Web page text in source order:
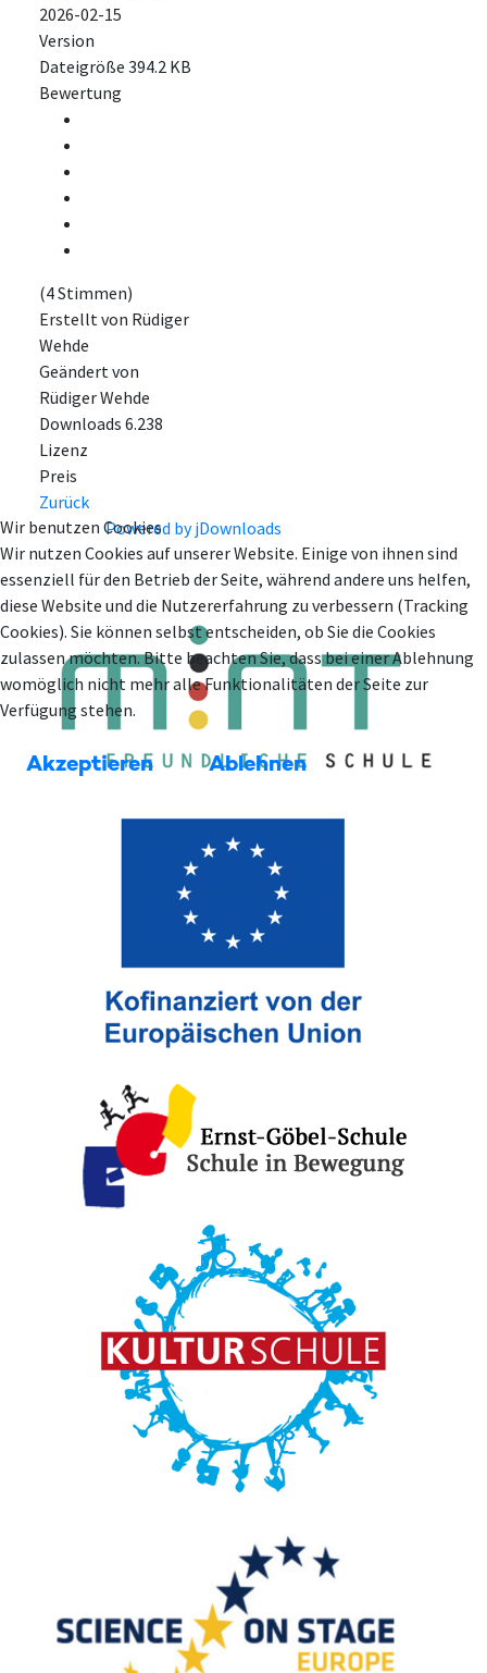
2026-02-15
Version
Dateigröße 394.2 KB
Bewertung
(4 Stimmen)
Erstellt von Rüdiger
Wehde
Geändert von
Rüdiger Wehde
Downloads 6.238
Lizenz
Preis
Zurück
Powered by jDownloads
Wir benutzen Cookies
Wir nutzen Cookies auf unserer Website. Einige von ihnen sind
essenziell für den Betrieb der Seite, während andere uns helfen,
diese Website und die Nutzererfahrung zu verbessern (Tracking
Cookies). Sie können selbst entscheiden, ob Sie die Cookies
zulassen möchten. Bitte beachten Sie, dass bei einer Ablehnung
womöglich nicht mehr alle Funktionalitäten der Seite zur
Verfügung stehen.
Akzeptieren Ablehnen